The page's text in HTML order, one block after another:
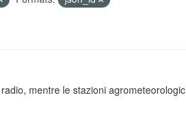
mentre le stazioni